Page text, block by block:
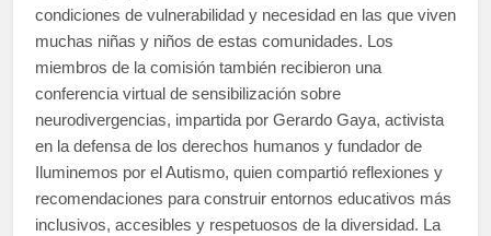
condiciones de vulnerabilidad y necesidad en las que viven
muchas niñas y niños de estas comunidades. Los
miembros de la comisión también recibieron una
conferencia virtual de sensibilización sobre
neurodivergencias, impartida por Gerardo Gaya, activista
en la defensa de los derechos humanos y fundador de
Iluminemos por el Autismo, quien compartió reflexiones y
recomendaciones para construir entornos educativos más
inclusivos, accesibles y respetuosos de la diversidad. La